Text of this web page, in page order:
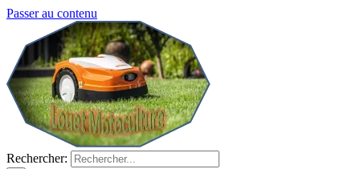
Passer au contenu
Rechercher: